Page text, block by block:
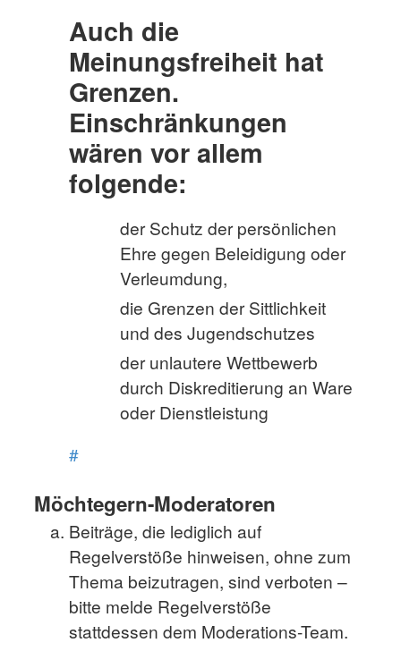
Auch die
Meinungsfreiheit hat
Grenzen.
Einschränkungen
wären vor allem
folgende:
der Schutz der persönlichen
Ehre gegen Beleidigung oder
Verleumdung,
die Grenzen der Sittlichkeit
und des Jugendschutzes
der unlautere Wettbewerb
durch Diskreditierung an Ware
oder Dienstleistung
#
Möchtegern-Moderatoren
Beiträge, die lediglich auf
Regelverstöße hinweisen, ohne zum
Thema beizutragen, sind verboten –
bitte melde Regelverstöße
stattdessen dem Moderations-Team.